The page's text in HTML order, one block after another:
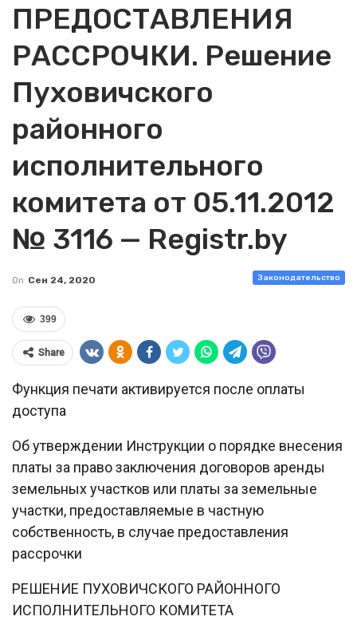
ПРЕДОСТАВЛЕНИЯ
РАССРОЧКИ. Решение
Пуховичского
районного
исполнительного
комитета от 05.11.2012
№ 3116 — Registr.by
Законодательство
On Сен 24, 2020
399
Share
Функция печати активируется после оплаты
доступа
Об утверждении Инструкции о порядке внесения
платы за право заключения договоров аренды
земельных участков или платы за земельные
участки, предоставляемые в частную
собственность, в случае предоставления
рассрочки
РЕШЕНИЕ ПУХОВИЧСКОГО РАЙОННОГО
ИСПОЛНИТЕЛЬНОГО КОМИТЕТА